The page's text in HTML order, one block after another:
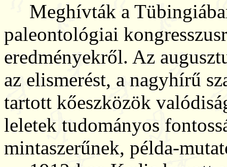
Meghívták a
paleontológiai
eredményekről. Az
az elismerést, a nagyhírű
tartott kőeszközök
leletek tudományos
mintaszerűnek, példa-